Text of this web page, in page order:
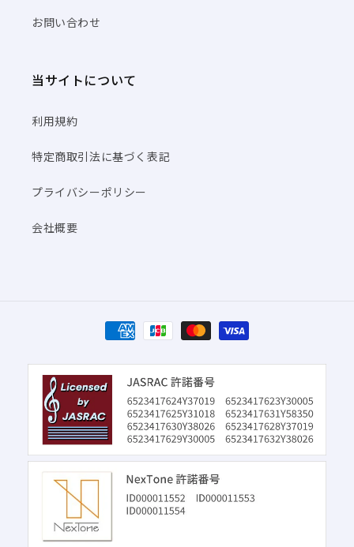
お問い合わせ
当サイトについて
利用規約
特定商取引法に基づく表記
プライバシーポリシー
会社概要
決
済
方
法